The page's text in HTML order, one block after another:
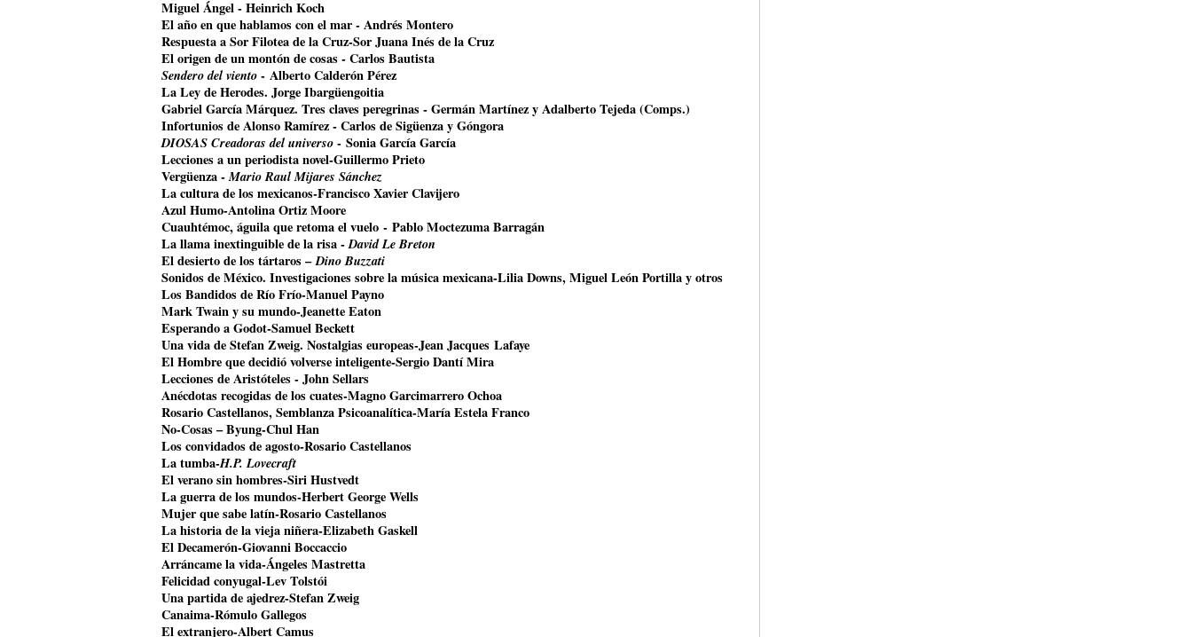
Miguel Ángel - Heinrich Koch
El año en que hablamos con el mar - Andrés Montero
Respuesta a Sor Filotea de la Cruz-Sor Juana Inés de la Cruz
El origen de un montón de cosas - Carlos Bautista
Sendero del viento- Alberto Calderón Pérez
La Ley de Herodes. Jorge Ibargüengoitia
Gabriel García Márquez. Tres claves peregrinas - Germán Martínez y Adalberto Tejeda (Comps.)
Infortunios de Alonso Ramírez - Carlos de Sigüenza y Góngora
DIOSAS Creadoras del universo- Sonia García García
Lecciones a un periodista novel-Guillermo Prieto
Vergüenza -Mario Raul Mijares Sánchez
La cultura de los mexicanos-Francisco Xavier Clavijero
Azul Humo-Antolina Ortiz Moore
Cuauhtémoc, águila que retoma el vuelo - Pablo Moctezuma Barragán
La llama inextinguible de la risa -David Le Breton
El desierto de los tártaros –Dino Buzzati
Sonidos de México. Investigaciones sobre la música mexicana-Lilia Downs, Miguel León Portilla y otros
Los Bandidos de Río Frío-Manuel Payno
Mark Twain y su mundo-Jeanette Eaton
Esperando a Godot-Samuel Beckett
Una vida de Stefan Zweig. Nostalgias europeas-Jean Jacques Lafaye
El Hombre que decidió volverse inteligente-Sergio Dantí Mira
Lecciones de Aristóteles - John Sellars
Anécdotas recogidas de los cuates-Magno Garcimarrero Ochoa
Rosario Castellanos, Semblanza Psicoanalítica-María Estela Franco
No-Cosas – Byung-Chul Han
Los convidados de agosto-Rosario Castellanos
La tumba-H.P. Lovecraft
El verano sin hombres-Siri Hustvedt
La guerra de los mundos-Herbert George Wells
Mujer que sabe latín-Rosario Castellanos
La historia de la vieja niñera-Elizabeth Gaskell
El Decamerón-Giovanni Boccaccio
Arráncame la vida-Ángeles Mastretta
Felicidad conyugal-Lev Tolstói
Una partida de ajedrez-Stefan Zweig
Canaima-Rómulo Gallegos
El extranjero-Albert Camus